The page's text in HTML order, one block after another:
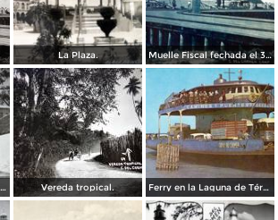
La Plaza. Muelle Fiscal fechada el 3 de Agosto de 1945
A un costado de la Rivera ( FECHADA EL 28 DE ENERO DE 1950 ). Vereda tropical. Ferry en la Laguna de Términos